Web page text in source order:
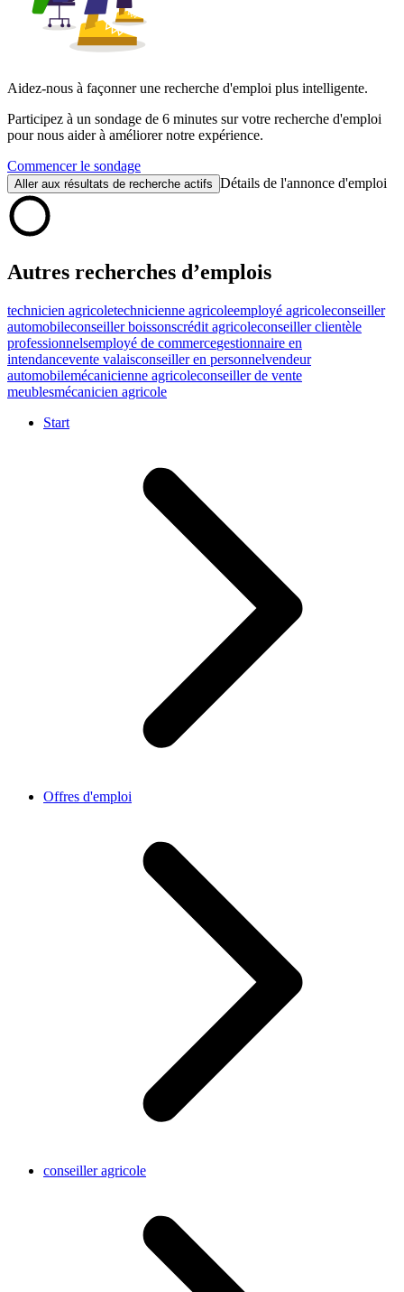
Aidez-nous à façonner une recherche d'emploi plus intelligente.
Participez à un sondage de 6 minutes sur votre recherche d'emploi
pour nous aider à améliorer notre expérience.
Commencer le sondage
Aller aux résultats de recherche actifs Détails de l'annonce d'emploi
Autres recherches d’emplois
technicien agricoletechnicienne agricoleemployé agricoleconseiller
automobileconseiller boissonscrédit agricoleconseiller clientèle
professionnelsemployé de commercegestionnaire en
intendancevente valaisconseiller en personnelvendeur
automobilemécanicienne agricoleconseiller de vente
meublesmécanicien agricole
Start
Offres d'emploi
conseiller agricole